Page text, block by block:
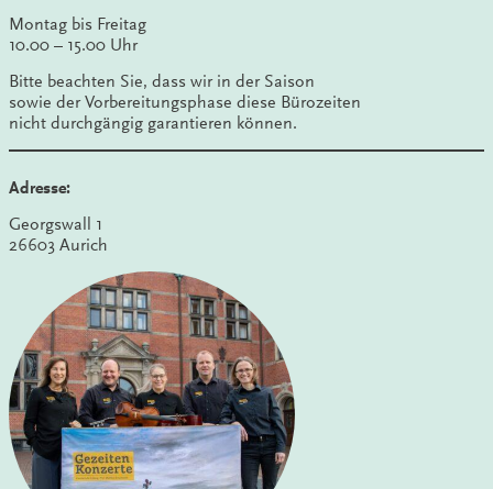
Montag bis Freitag
10.00 – 15.00 Uhr
Bitte beachten Sie, dass wir in der Saison
sowie der Vorbereitungsphase diese Bürozeiten
nicht durchgängig garantieren können.
Adresse:
Georgswall 1
26603 Aurich